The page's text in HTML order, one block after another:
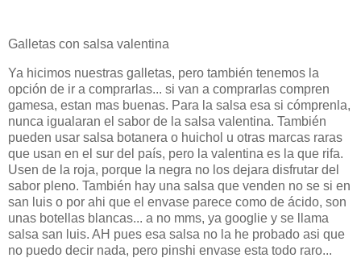
Galletas con salsa valentina
Ya hicimos nuestras galletas, pero también tenemos la
opción de ir a comprarlas... si van a comprarlas compren
gamesa, estan mas buenas. Para la salsa esa si cómprenla,
nunca igualaran el sabor de la salsa valentina. También
pueden usar salsa botanera o huichol u otras marcas raras
que usan en el sur del país, pero la valentina es la que rifa.
Usen de la roja, porque la negra no los dejara disfrutar del
sabor pleno. También hay una salsa que venden no se si en
san luis o por ahi que el envase parece como de ácido, son
unas botellas blancas... a no mms, ya googlie y se llama
salsa san luis. AH pues esa salsa no la he probado asi que
no puedo decir nada, pero pinshi envase esta todo raro...